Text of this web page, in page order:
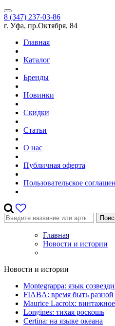
8 (347) 237-03-86
г. Уфа, пр.Октября, 84
Главная
Каталог
Бренды
Новинки
Скидки
Статьи
О нас
Публичная оферта
Пользовательское
Главная
Новости и истории
Новости и истории
Montegrappa: язык
FIABA: время быть разной
Maurice Lacroix:
Longines: тихая роскошь
Certina: на языке океана